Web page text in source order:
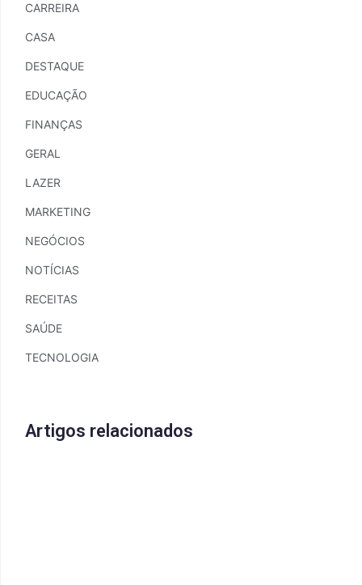
CARREIRA
CASA
DESTAQUE
EDUCAÇÃO
FINANÇAS
GERAL
LAZER
MARKETING
NEGÓCIOS
NOTÍCIAS
RECEITAS
SAÚDE
TECNOLOGIA
Artigos relacionados